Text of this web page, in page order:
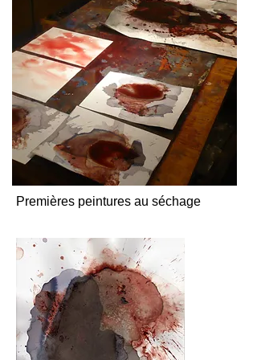
Premières peintures au séchage